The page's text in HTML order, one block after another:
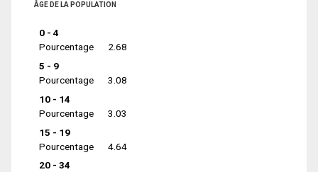
ÂGE DE LA POPULATION
0 - 4
Pourcentage
2.68
5 - 9
Pourcentage
3.08
10 - 14
Pourcentage
3.03
15 - 19
Pourcentage
4.64
20 - 34